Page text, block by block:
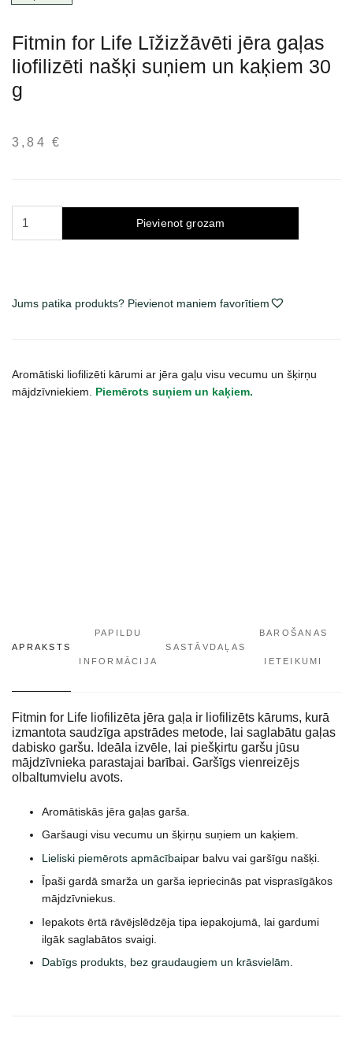
Fitmin for Life Līžizžāvēti jēra gaļas
liofilizēti našķi suņiem un kaķiem 30
g
3,84 €
Lamb
Pievienot grozam
Jums patika produkts? Pievienot maniem favorītiem
Aromātiski liofilizēti kārumi ar jēra gaļu visu vecumu un šķirņu
mājdzīvniekiem. Piemērots suņiem un kaķiem.
APRAKSTS
PAPILDU
INFORMĀCIJA
SASTĀVDAĻAS
BAROŠANAS
IETEIKUMI
Fitmin for Life liofilizēta jēra gaļa ir liofilizēts kārums, kurā
izmantota saudzīga apstrādes metode, lai saglabātu gaļas
dabisko garšu. Ideāla izvēle, lai piešķirtu garšu jūsu
mājdzīvnieka parastajai barībai. Garšīgs vienreizējs
olbaltumvielu avots.
Aromātiskās jēra gaļas garša.
Garšaugi visu vecumu un šķirņu suņiem un kaķiem.
Lieliski piemērots apmācībaipar balvu vai garšīgu našķi.
Īpaši gardā smarža un garša iepriecinās pat visprasīgākos
mājdzīvniekus.
Iepakots ērtā rāvējslēdzēja tipa iepakojumā, lai gardumi
ilgāk saglabātos svaigi.
Dabīgs produkts, bez graudaugiem un krāsvielām.